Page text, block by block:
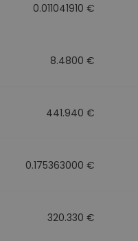
0.011041910 €
8.4800 €
441.940 €
0.175363000 €
320.330 €